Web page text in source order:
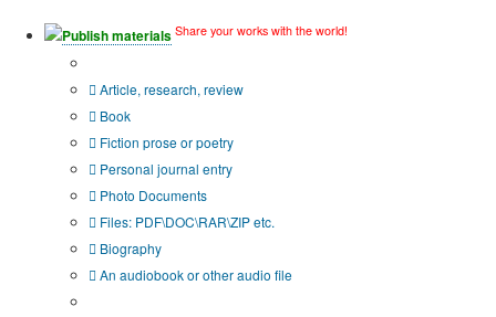
Publish materials Share your works with the world!
Article, research, review
Book
Fiction prose or poetry
Personal journal entry
Photo Documents
Files: PDF\DOC\RAR\ZIP etc.
Biography
An audiobook or other audio file